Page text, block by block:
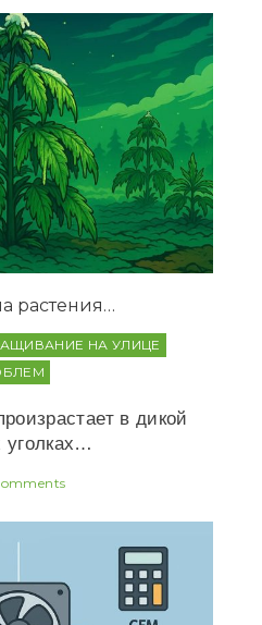
растения…
НА УЛИЦЕ
в дикой
уголках…